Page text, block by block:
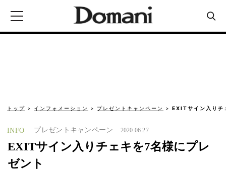
トップ インフォメーション プレゼントキャンペーン EXITサイン入りチ
INFO プレゼントキャンペーン 2020.06.27
EXITサイン入りチェキを7名様にプレ
ゼント